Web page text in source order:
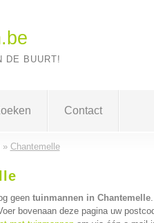
DE BUURT!
Contact
» Chantemelle
geen tuinmannen in Chantemelle
bovenaan deze pagina uw